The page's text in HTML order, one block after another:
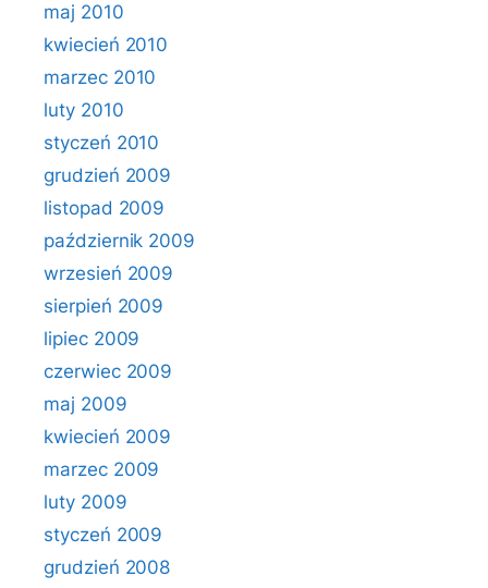
maj 2010
kwiecień 2010
marzec 2010
luty 2010
styczeń 2010
grudzień 2009
listopad 2009
październik 2009
wrzesień 2009
sierpień 2009
lipiec 2009
czerwiec 2009
maj 2009
kwiecień 2009
marzec 2009
luty 2009
styczeń 2009
grudzień 2008